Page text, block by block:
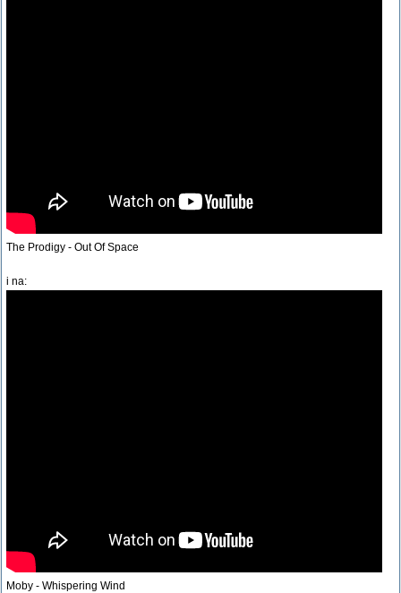
The Prodigy - Out Of Space
i na:
Moby - Whispering Wind